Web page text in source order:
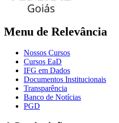
Menu de Relevância
Nossos Cursos
Cursos EaD
IFG em Dados
Documentos Institucionais
Transparência
Banco de Notícias
PGD